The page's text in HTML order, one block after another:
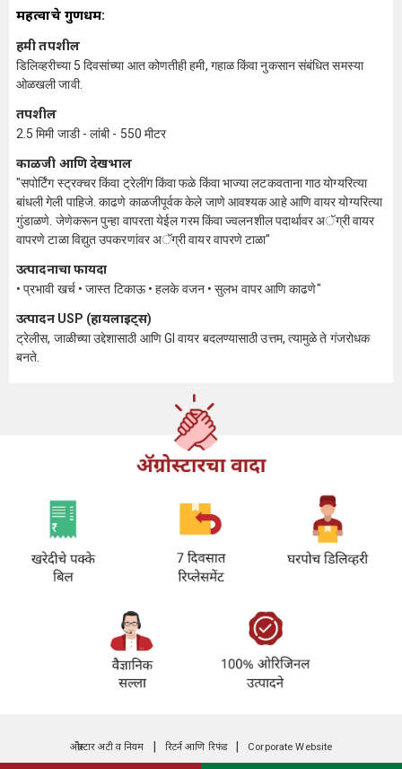
महत्वाचे गुणधर्म:
हमी तपशील
डिलिव्हरीच्या 5 दिवसांच्या आत कोणतीही हमी, गहाळ किंवा नुकसान संबंधित समस्या
ओळखली जावी.
तपशील
2.5 मिमी जाडी - लांबी - 550 मीटर
काळजी आणि देखभाल
"सपोर्टिंग स्ट्रक्चर किंवा ट्रेलींग किंवा फळे किंवा भाज्या लटकवताना गाठ योग्यरित्या
बांधली गेली पाहिजे. काढणे काळजीपूर्वक केले जाणे आवश्यक आहे आणि वायर योग्यरित्या
गुंडाळणे. जेणेकरून पुन्हा वापरता येईल गरम किंवा ज्वलनशील पदार्थावर अॅग्री वायर
वापरणे टाळा विद्युत उपकरणांवर अॅग्री वायर वापरणे टाळा"
उत्पादनाचा फायदा
• प्रभावी खर्च • जास्त टिकाऊ • हलके वजन • सुलभ वापर आणि काढणे"
उत्पादन USP (हायलाइट्स)
ट्रेलीस, जाळीच्या उद्देशासाठी आणि GI वायर बदलण्यासाठी उत्तम, त्यामुळे ते गंजरोधक
बनते.
अ‍ॅग्रोस्टार अटी व नियम रिटर्न आणि रिफंड Corporate Website